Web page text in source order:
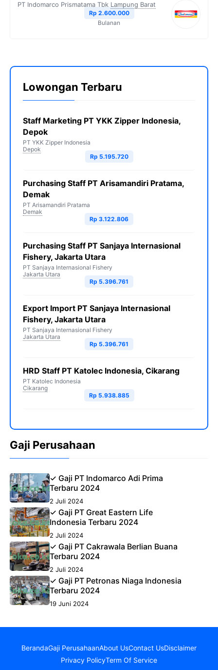
PT Indomarco Prismatama Tbk Lampung Barat
Rp 2.600.000
Bulanan
Lowongan Terbaru
Staff Marketing PT YKK Zipper Indonesia,
Depok
PT YKK Zipper Indonesia
Depok
Rp 5.195.720
Purchasing Staff PT Arisamandiri Pratama,
Demak
PT Arisamandiri Pratama
Demak
Rp 3.122.806
Purchasing Staff PT Sanjaya Internasional
Fishery, Jakarta Utara
PT Sanjaya Internasional Fishery
Jakarta Utara
Rp 5.396.761
Export Import PT Sanjaya Internasional
Fishery, Jakarta Utara
PT Sanjaya Internasional Fishery
Jakarta Utara
Rp 5.396.761
HRD Staff PT Katolec Indonesia, Cikarang
PT Katolec Indonesia
Cikarang
Rp 5.938.885
Gaji Perusahaan
✓ Gaji PT Indomarco Adi Prima
Terbaru 2024
2 Juli 2024
✓ Gaji PT Great Eastern Life
Indonesia Terbaru 2024
2 Juli 2024
✓ Gaji PT Cakrawala Berlian Buana
Terbaru 2024
2 Juli 2024
✓ Gaji PT Petronas Niaga Indonesia
Terbaru 2024
19 Juni 2024
BerandaGaji PerusahaanAbout UsContact UsDisclaimer
Privacy PolicyTerm Of Service